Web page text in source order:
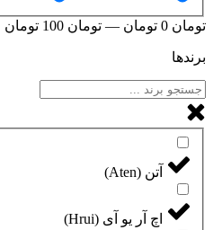
تومان 0 تومان — تومان 100 تومان
برندها
آتن (Aten)
اچ آر یو آی (Hrui)